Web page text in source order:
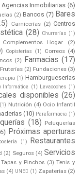
Agencias Inmobiliarias (6)
(2) Bancos (7) Bares
Carnicerías (2) Centros
(28) Churrerías (1)
Complementos Hogar
(2)
Copisterías (1) Correos (4)
(2) Farmacias (17)
Fruterías (2) Fundaciones (3)
(1) Hamburgueserías
Informática (1) Lavacoches (1)
disponibles (26)
(1) Nutrición (4) Ocio Infantil
(10) Parafarmacia (1)
(18) Peluquerías
Próximas aperturas
(1)
Restaurantes
(2) Seguros (4) Servicios
Tapas y Pinchos (3) Tenis y
(4) UNED (1) Zapaterías (2)